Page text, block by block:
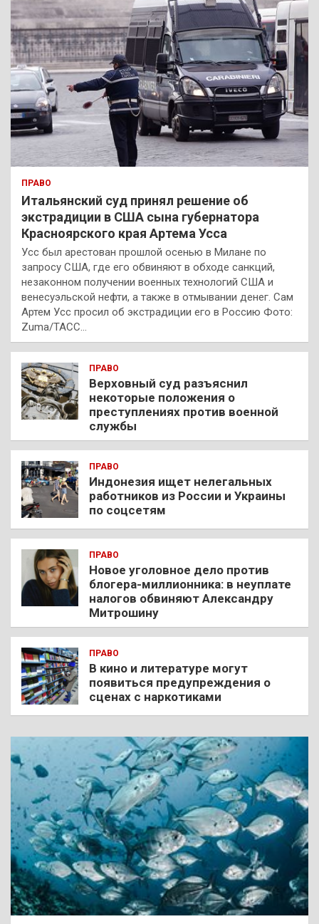
ПРАВО
Итальянский суд принял решение об
экстрадиции в США сына губернатора
Красноярского края Артема Усса
Усс был арестован прошлой осенью в Милане по
запросу США, где его обвиняют в обходе санкций,
незаконном получении военных технологий США и
венесуэльской нефти, а также в отмывании денег. Сам
Артем Усс просил об экстрадиции его в Россию Фото:
Zuma/ТАСС…
ПРАВО
Верховный суд разъяснил
некоторые положения о
преступлениях против военной
службы
ПРАВО
Индонезия ищет нелегальных
работников из России и Украины
по соцсетям
ПРАВО
Новое уголовное дело против
блогера-миллионника: в неуплате
налогов обвиняют Александру
Митрошину
ПРАВО
В кино и литературе могут
появиться предупреждения о
сценах с наркотиками